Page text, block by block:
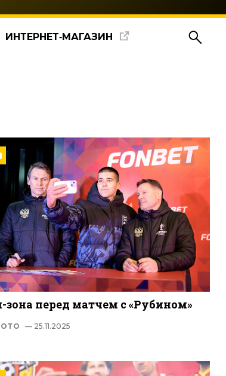
ИНТЕРНЕТ‑МАГАЗИН
зона перед матчем с «Рубином»
— 25.11.2025